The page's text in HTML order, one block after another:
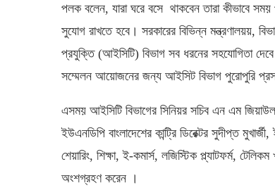
পলক বলেন, যারা ঘরে বসে থাকবেন তারা কীভাবে
সুযোগ রাখতে হবে। সরকারের বিভিন্ন মন্ত্রণালয়য়,
প্রযুক্তি (আইসিটি) বিভাগ সব ধরনের সহযোগিতা
সম্মেলন আয়োজনের জন্য আইসিট বিভাগ পুরোপুরি
এসময় আইসিটি বিভাগের সিনিয়র সচিব এন এম
ইউএনডিপি বাংলাদেশের কান্ট্রি ডিরেক্টর সুদীপ্ত
শেয়ারিং, শিক্ষা, ই-কমার্স, লজিস্টিক প্ল্যাটফর্ম,
অংশগ্রহণ করেন ।